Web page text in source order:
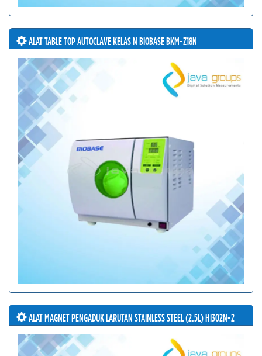
ALAT TABLE TOP AUTOCLAVE KELAS N BIOBASE BKM-Z18N
ALAT MAGNET PENGADUK LARUTAN STAINLESS STEEL (2.5L) HI302N-2